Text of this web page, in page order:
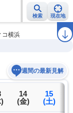
検索 現在地
報 ラ
コ横浜
週間の最新見解
14
(金)
15
(土)